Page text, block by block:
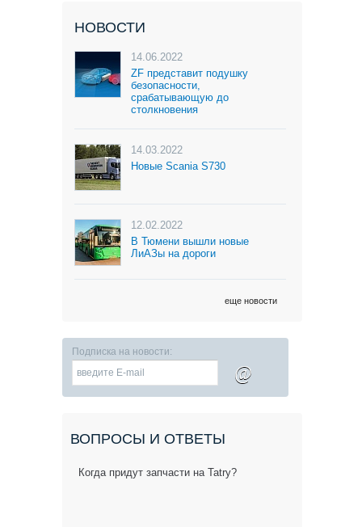
НОВОСТИ
14.06.2022
ZF представит подушку
безопасности,
срабатывающую до
столкновения
14.03.2022
Новые Scania S730
12.02.2022
В Тюмени вышли новые
ЛиАЗы на дороги
еще новости
Подписка на новости:
@
ВОПРОСЫ И ОТВЕТЫ
Когда придут запчасти на Tatry?